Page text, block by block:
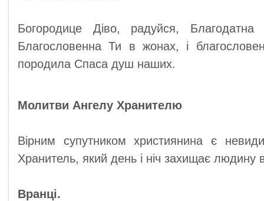
Богородице Діво, радуйся,
Благословенна Ти в жонах, і
породила Спаса душ наших.
Молитви Ангелу Хранителю
Вірним супутником християнина є
Хранитель, який день і ніч захищає людину
Вранці.